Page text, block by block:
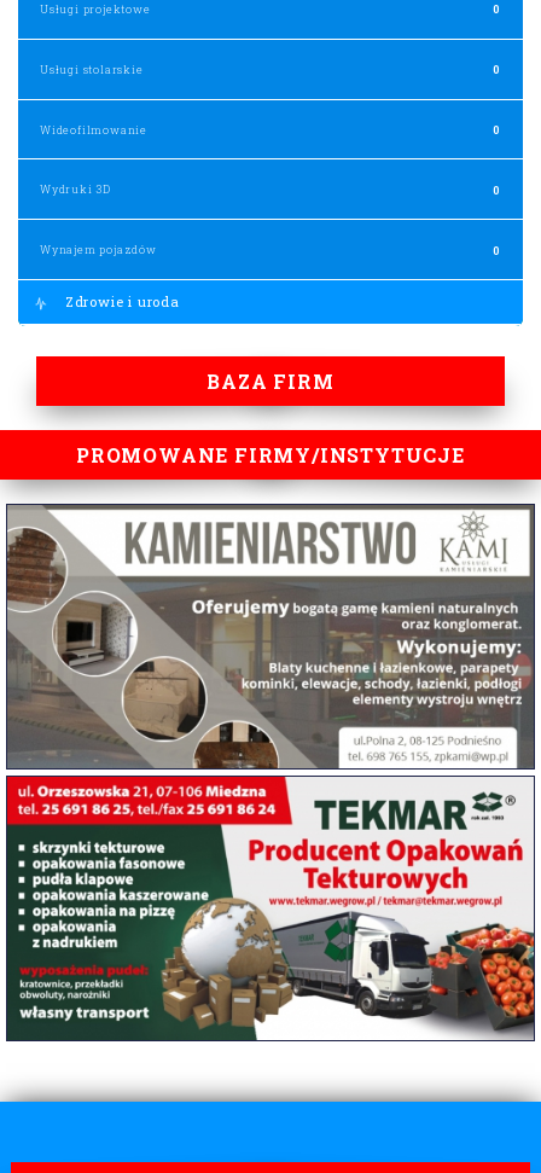
Usługi projektowe 0
Usługi stolarskie 0
Wideofilmowanie 0
Wydruki 3D 0
Wynajem pojazdów 0
Zdrowie i uroda
BAZA FIRM
PROMOWANE FIRMY/INSTYTUCJE